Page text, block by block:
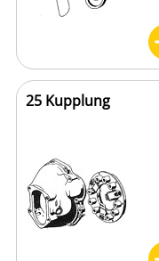
25 Kupplung